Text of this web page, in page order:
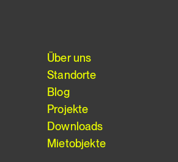
Über uns
Standorte
Blog
Projekte
Downloads
Mietobjekte